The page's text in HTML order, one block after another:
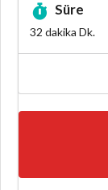
Süre
32 dakika Dk.